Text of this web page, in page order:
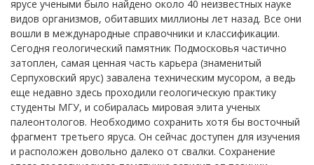
ярусе учеными было найдено около 40 неизвестных науке
видов организмов, обитавших миллионы лет назад. Все они
вошли в международные справочники и классификации.
Сегодня геологический памятник Подмосковья частично
затоплен, самая ценная часть карьера (знаменитый
Серпуховский ярус) завалена техническим мусором, а ведь
еще недавно здесь проходили геологическую практику
студенты МГУ, и собиралась мировая элита ученых
палеонтологов. Необходимо сохранить хотя бы восточный
фрагмент третьего яруса. Он сейчас доступен для изучения
и расположен довольно далеко от свалки. Сохранение